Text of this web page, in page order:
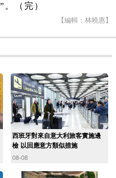
（完）
【編輯：林曉惠】
西班牙對來自意大利旅客實施邊
檢 以回應意方類似措施
08-08